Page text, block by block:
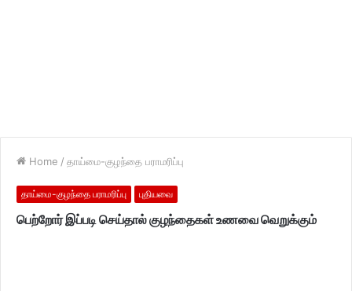
Home / தாய்மை-குழந்தை பராமரிப்பு
தாய்மை-குழந்தை பராமரிப்பு புதியவை
பெற்றோர் இப்படி செய்தால் குழந்தைகள் உணவை வெறுக்கும்